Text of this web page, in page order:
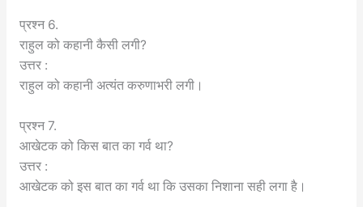
प्रश्न 6.
राहुल को कहानी कैसी लगी?
उत्तर :
राहुल को कहानी अत्यंत करुणाभरी लगी।
प्रश्न 7.
आखेटक को किस बात का गर्व था?
उत्तर :
आखेटक को इस बात का गर्व था कि उसका निशाना सही लगा है।